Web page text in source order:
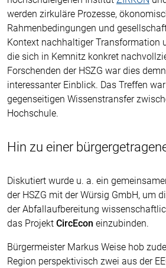
werden zirkuläre Prozesse,
Rahmenbedingungen und
Kontext nachhaltiger Transformation
die sich in Kemnitz konkret
Forschenden der HSZG war dies
interessanter Einblick. Das Treffen
gegenseitigen Wissenstransfer
Hochschule.
Hin zu einer
Diskutiert wurde u. a. ein
der HSZG mit der Würsig GmbH, um
der Abfallaufbereitung
das Projekt CircEcon einzubinden.
Bürgermeister Markus Weise hob
Region perspektivisch zwei aus der